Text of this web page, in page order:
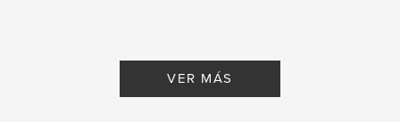
VER MÁS